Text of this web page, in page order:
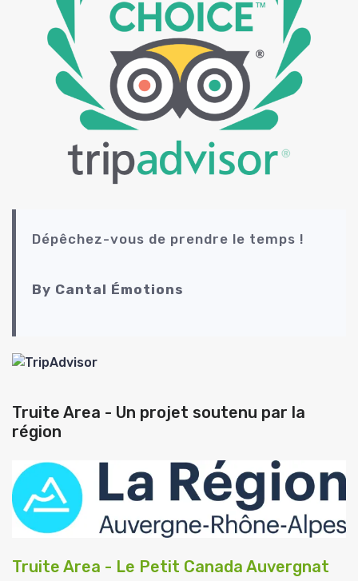
Dépêchez-vous de prendre le temps !
By Cantal Émotions
Truite Area - Un projet soutenu par la
région
Truite Area - Le Petit Canada Auvergnat